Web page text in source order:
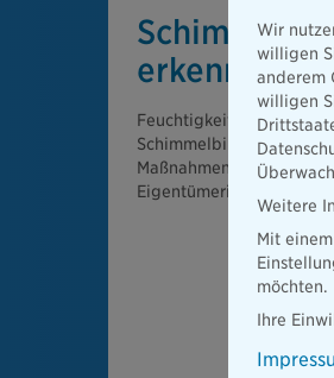
Schimmel
erkennen
Feuchtigkeit in der
Schimmelbildung
Maßnahmen und Tipps
Eigentümerinnen.
Wir
willigen
anderem
willigen
Weitere
Mit
möchten.
Ihre